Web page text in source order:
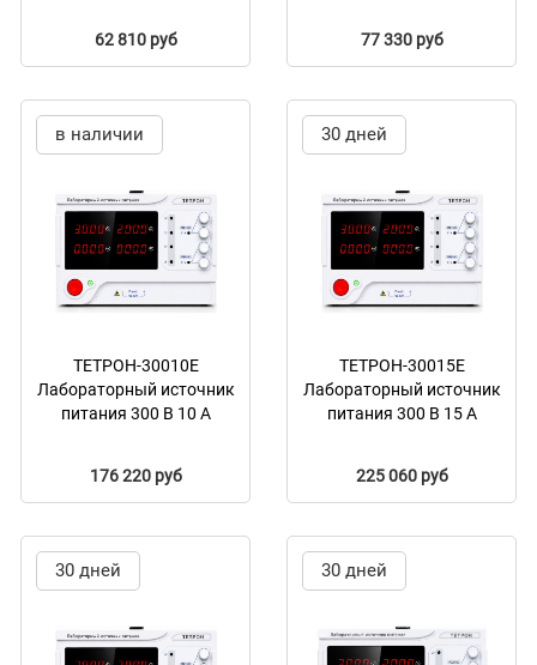
62 810 руб 77 330 руб
в наличии
ТЕТРОН-30010Е
Лабораторный источник
питания 300 В 10 А
176 220 руб
30 дней
ТЕТРОН-30015Е
Лабораторный источник
питания 300 В 15 А
225 060 руб
30 дней 30 дней